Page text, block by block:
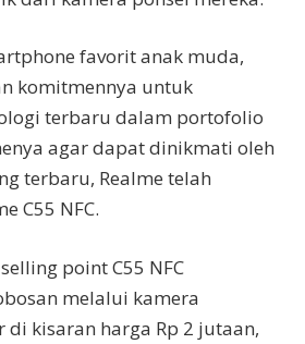
favorit anak muda,
komitmennya untuk
terbaru dalam portofolio
agar dapat dinikmati oleh
terbaru, Realme telah
C55 NFC.
point C55 NFC
melalui kamera
di kisaran harga Rp 2 jutaan,